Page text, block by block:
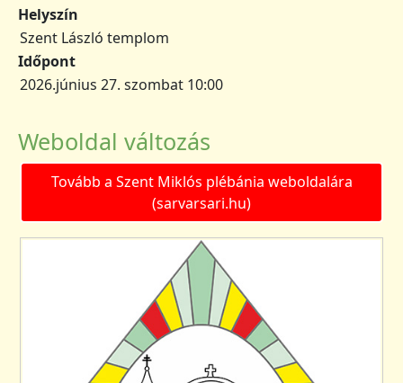
Helyszín
Szent László templom
Időpont
2026.június 27. szombat 10:00
Weboldal változás
Tovább a Szent Miklós plébánia weboldalára
(sarvarsari.hu)